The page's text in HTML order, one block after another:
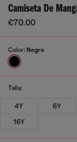
Camiseta De
€70.00
Color: Negro
Talla:
4Y 6Y
16Y